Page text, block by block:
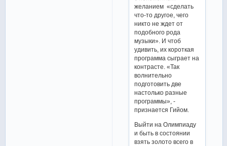
желанием «сделать
что-то другое, чего
никто не ждет от
подобного рода
музыки». И чтоб
удивить, их короткая
программа сыграет на
контрасте. «Так
волнительно
подготовить две
настолько разные
программы», -
признается Гийом.
Выйти на Олимпиаду
и быть в состоянии
взять золото всего в